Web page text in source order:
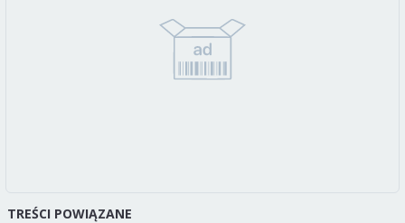
TREŚCI POWIĄZANE